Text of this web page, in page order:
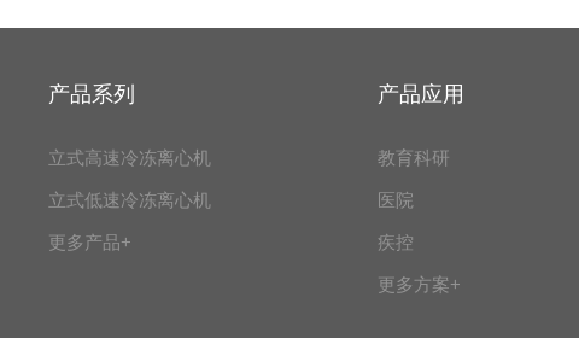
产品系列
立式高速冷冻离心机
立式低速冷冻离心机
更多产品+
产品应用
教育科研
医院
疾控
更多方案+